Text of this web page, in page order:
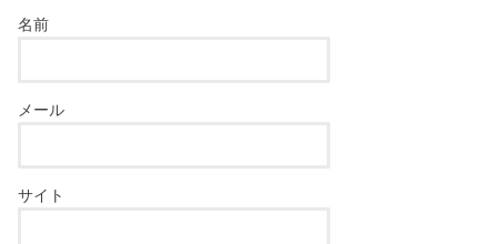
名前
メール
サイト